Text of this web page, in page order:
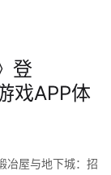
登
戏APP体
屋与地下城：招